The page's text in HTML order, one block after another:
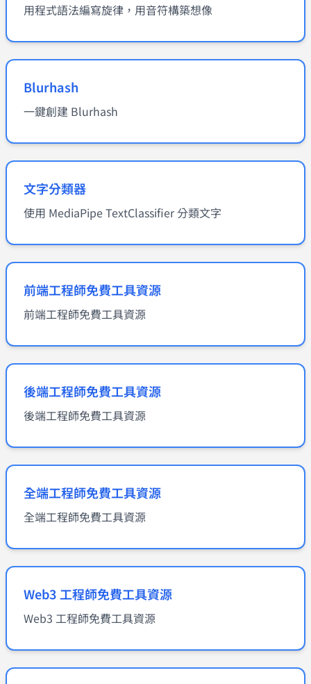
用程式語法編寫旋律，用音符構築想像
Blurhash
一鍵創建 Blurhash
文字分類器
使用 MediaPipe TextClassifier 分類文字
前端工程師免費工具資源
前端工程師免費工具資源
後端工程師免費工具資源
後端工程師免費工具資源
全端工程師免費工具資源
全端工程師免費工具資源
Web3 工程師免費工具資源
Web3 工程師免費工具資源